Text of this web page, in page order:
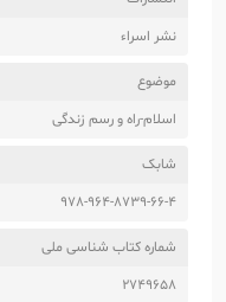
نشر اسراء
موضوع
اسلام-راه و رسم زندگی
شابک
978-964-8739-66-4
شماره کتاب شناسی ملی
2749658